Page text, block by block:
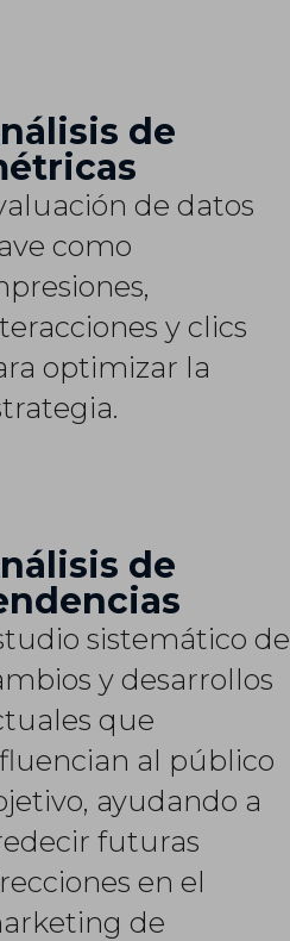
de
de datos
como
y clics
optimizar la
de
sistemático de
y desarrollos
que
al público
ayudando a
futuras
en el
de